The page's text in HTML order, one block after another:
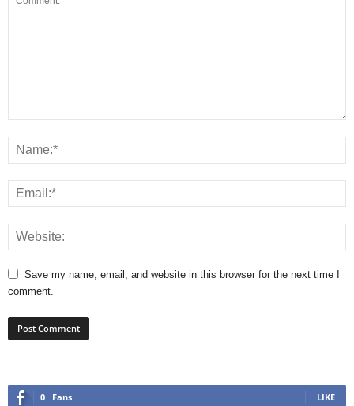
Save my name, email, and website in this browser for the next time I
comment.
0 Fans LIKE